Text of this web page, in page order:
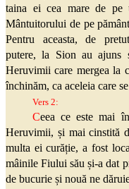
taina ei cea mare de pe
Mântuitorului de pe
Pentru aceasta, de
putere, la Sion au ajuns
Heruvimii care mergea la
închinăm, ca aceleia care
Vers 2:
Ceea ce este mai
Heruvimii, și mai cinstită
multa ei curăție, a fost
mâinile Fiului său și-a dat
de bucurie și nouă ne